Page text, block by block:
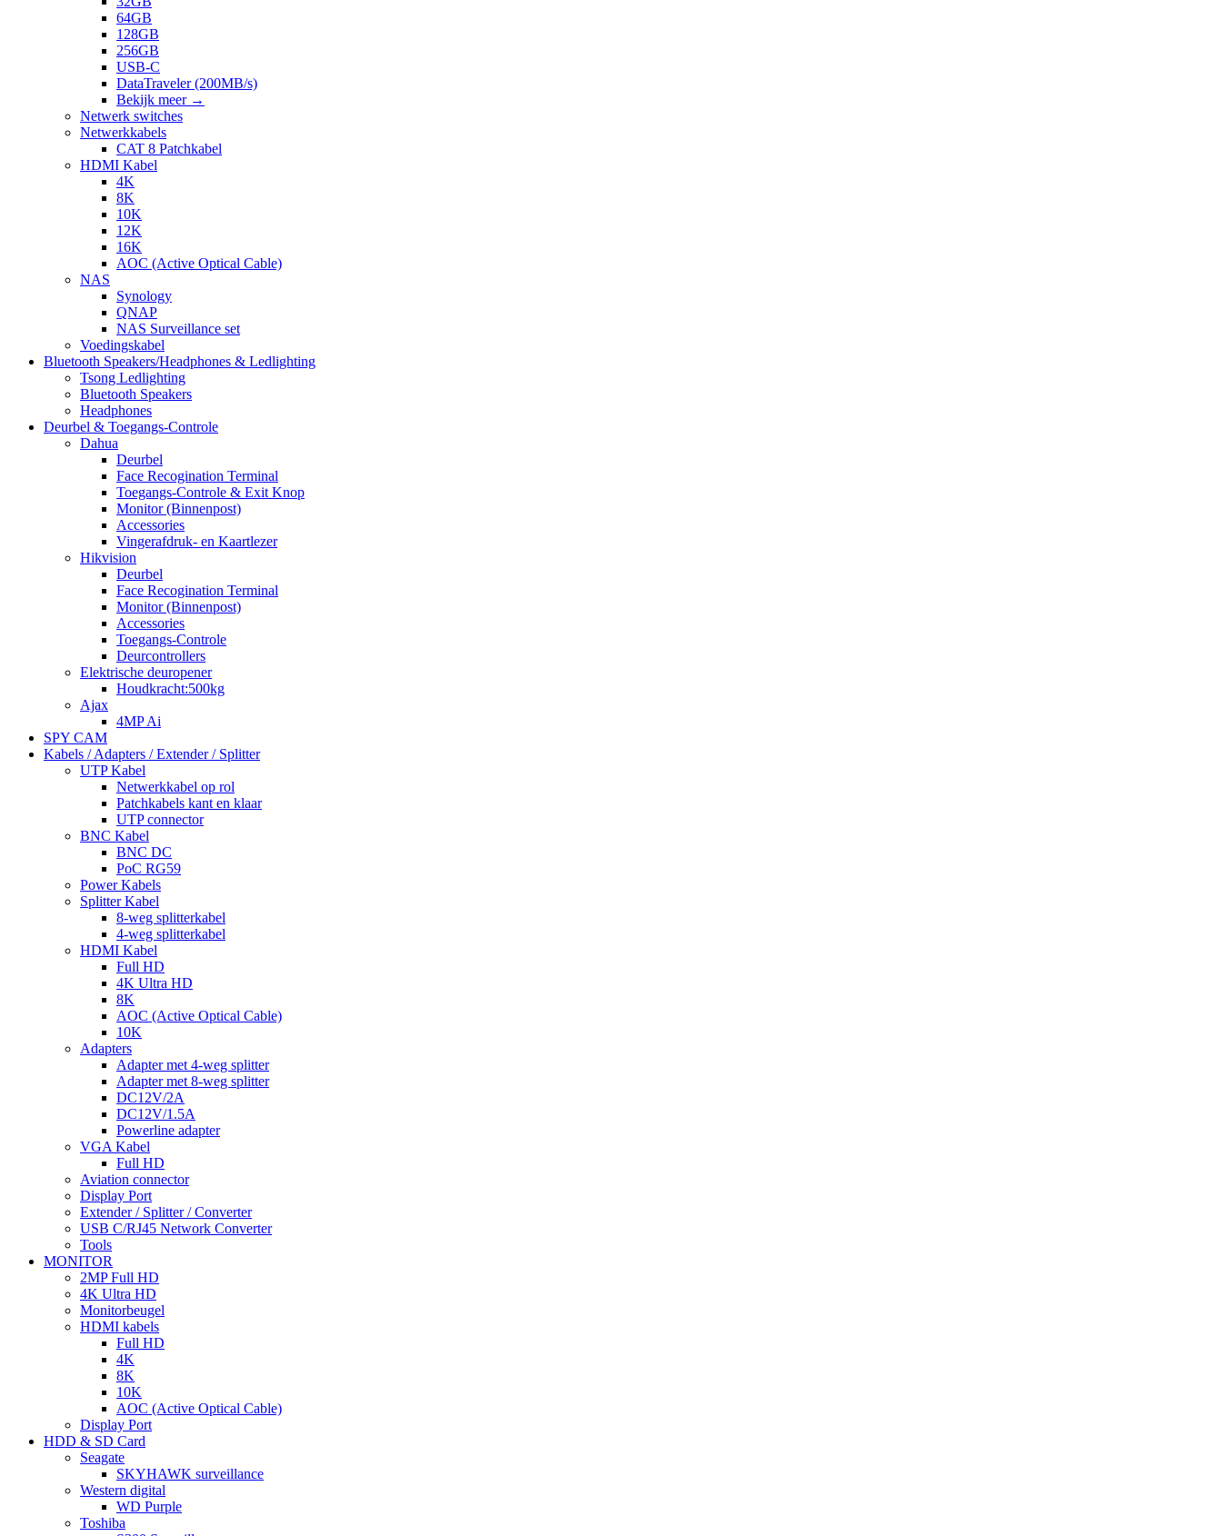
64GB
128GB
256GB
USB-C
DataTraveler (200MB/s)
Bekijk meer →
Netwerk switches
Netwerkkabels
CAT 8 Patchkabel
HDMI Kabel
4K
8K
10K
12K
16K
AOC (Active Optical Cable)
NAS
Synology
QNAP
NAS Surveillance set
Voedingskabel
Bluetooth Speakers/Headphones & Ledlighting
Tsong Ledlighting
Bluetooth Speakers
Headphones
Deurbel & Toegangs-Controle
Dahua
Deurbel
Face Recogination Terminal
Toegangs-Controle & Exit Knop
Monitor (Binnenpost)
Accessories
Vingerafdruk- en Kaartlezer
Hikvision
Deurbel
Face Recogination Terminal
Monitor (Binnenpost)
Accessories
Toegangs-Controle
Deurcontrollers
Elektrische deuropener
Houdkracht:500kg
Ajax
4MP Ai
SPY CAM
Kabels / Adapters / Extender / Splitter
UTP Kabel
Netwerkkabel op rol
Patchkabels kant en klaar
UTP connector
BNC Kabel
BNC DC
PoC RG59
Power Kabels
Splitter Kabel
8-weg splitterkabel
4-weg splitterkabel
HDMI Kabel
Full HD
4K Ultra HD
8K
AOC (Active Optical Cable)
10K
Adapters
Adapter met 4-weg splitter
Adapter met 8-weg splitter
DC12V/2A
DC12V/1.5A
Powerline adapter
VGA Kabel
Full HD
Aviation connector
Display Port
Extender / Splitter / Converter
USB C/RJ45 Network Converter
Tools
MONITOR
2MP Full HD
4K Ultra HD
Monitorbeugel
HDMI kabels
Full HD
4K
8K
10K
AOC (Active Optical Cable)
Display Port
HDD & SD Card
Seagate
SKYHAWK surveillance
Western digital
WD Purple
Toshiba